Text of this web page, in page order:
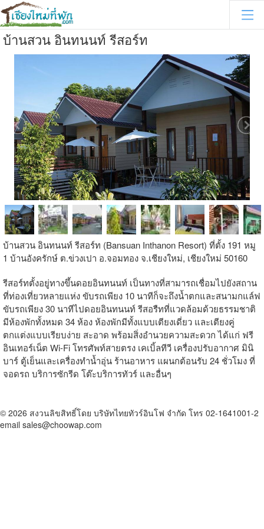
บ้านสวน อินทนนท์ รีสอร์ท
บ้านสวน อินทนนท์ รีสอร์ท (Bansuan Inthanon Resort) ที่ตั้ง 191 หมู
1 บ้านอังครักษ์ ต.ข่วงเปา อ.จอมทอง จ.เชียงใหม่, เชียงใหม่ 50160
รีสอร์ทตั้งอยู่ทางขึ้นดอยอินทนนท์ เป็นทางที่สามารถเชื่อมไปยังสถาน
ที่ท่องเที่ยวหลายแห่ง ขับรถเพียง 10 นาทีก็จะถึงน้ำตกและสนามกแล์ฟ
ขับรถเพียง 30 นาทีไปดอยอินทนนท์ รีสอรืทที่แวดล้อมด้วยธรรมชาติ
มีห้องพักทั้งหมด 34 ห้อง ห้องพักมีทั้งแบบเตียงเดี่ยว และเตียงคู่
ตกแต่งแบบเรียบง่าย สะอาด พร้อมสิ่งอำนวยความสะดวก ได้แก่ ฟรี
อินเทอร์เน็ต Wi-Fi โทรศัพท์สายตรง เคเบิ้ลทีวี เครื่องปรับอากาศ มินิ
บาร์ ตู้เย็นและเครื่องทำน้ำอุ่น ร้านอาหาร แผนกต้อนรับ 24 ชั่วโมง ที่
จอดรถ บริการซักรีด โต๊ะบริการทัวร์ และอื่นๆ
© 2026 สงวนลิขสิทธิ์โดย บริษัทไทยทัวร์อินโฟ จำกัด โทร 02-1641001-2
email sales@choowap.com